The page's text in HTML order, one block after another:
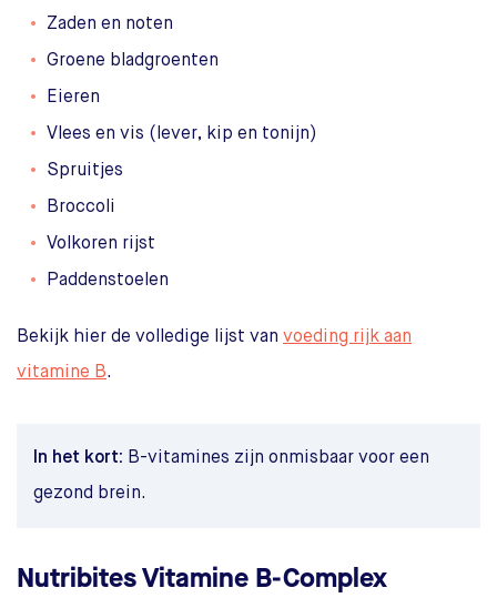
Zaden en noten
Groene bladgroenten
Eieren
Vlees en vis (lever, kip en tonijn)
Spruitjes
Broccoli
Volkoren rijst
Paddenstoelen
Bekijk hier de volledige lijst van voeding rijk aan
vitamine B.
In het kort: B-vitamines zijn onmisbaar voor een
gezond brein.
Nutribites Vitamine B-Complex